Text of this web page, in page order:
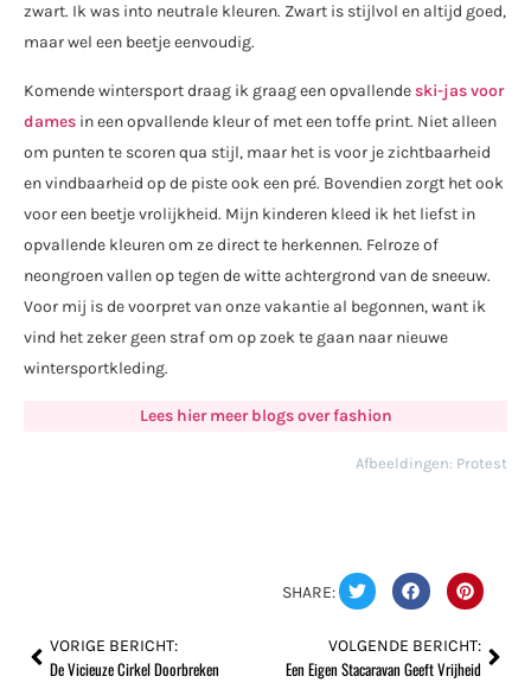
zwart. Ik was into neutrale kleuren. Zwart is stijlvol en altijd goed,
maar wel een beetje eenvoudig.
Komende wintersport draag ik graag een opvallendeski-jas voor
dames in een opvallende kleur of met een toffe print. Niet alleen
om punten te scoren qua stijl, maar het is voor je zichtbaarheid
en vindbaarheid op de piste ook een pré. Bovendien zorgt het ook
voor een beetje vrolijkheid. Mijn kinderen kleed ik het liefst in
opvallende kleuren om ze direct te herkennen. Felroze of
neongroen vallen op tegen de witte achtergrond van de sneeuw.
Voor mij is de voorpret van onze vakantie al begonnen, want ik
vind het zeker geen straf om op zoek te gaan naar nieuwe
wintersportkleding.
Lees hier meer blogs over fashion
Afbeeldingen: Protest
SHARE:
VORIGE BERICHT:
De Vicieuze Cirkel Doorbreken
VOLGENDE BERICHT:
Een Eigen Stacaravan Geeft Vrijheid